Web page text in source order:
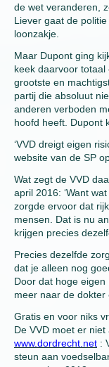
de wet veranderen,
Liever gaat de
loonzakje.
Maar Dupont ging
keek daarvoor
grootste en
partij die absoluut
anderen verboden
hoofd heeft. Dupont
‘VVD dreigt eigen
website van de SP
Wat zegt de VVD
april 2016: ‘Want
zorgde ervoor dat
mensen. Dat is nu
krijgen precies
Precies dezelfde
dat je alleen nog
Door dat hoge
meer naar de dokter
Gratis en voor niks
De VVD moet er
www.dordrecht.net :
steun aan